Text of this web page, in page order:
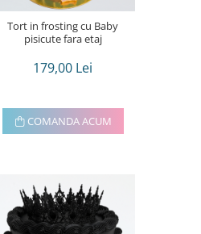
Tort in frosting cu Baby
pisicute fara etaj
179,00 Lei
COMANDA ACUM